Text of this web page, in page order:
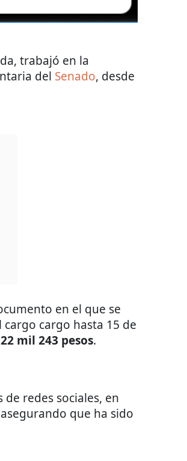
trabajó en la
del Senado, desde
en el que se
cargo cargo hasta 15 de
mil 243 pesos.
de redes sociales, en
que ha sido